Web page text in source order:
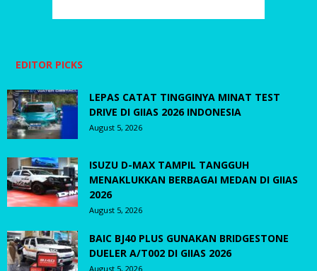
EDITOR PICKS
LEPAS CATAT TINGGINYA MINAT TEST
DRIVE DI GIIAS 2026 INDONESIA
August 5, 2026
ISUZU D-MAX TAMPIL TANGGUH
MENAKLUKKAN BERBAGAI MEDAN DI GIIAS
2026
August 5, 2026
BAIC BJ40 PLUS GUNAKAN BRIDGESTONE
DUELER A/T002 DI GIIAS 2026
August 5, 2026